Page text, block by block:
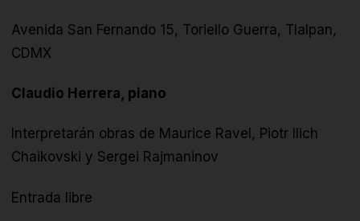
Avenida San Fernando 15, Toriello Guerra, Tlalpan,
CDMX
Claudio Herrera, piano
Interpretarán obras de Maurice Ravel, Piotr Ilich
Chaikovski y Sergei Rajmaninov
Entrada libre